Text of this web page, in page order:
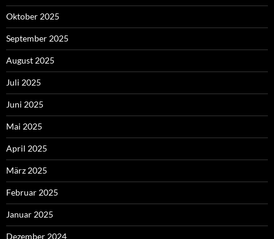
Oktober 2025
September 2025
August 2025
Juli 2025
Juni 2025
Mai 2025
April 2025
März 2025
Februar 2025
Januar 2025
Dezember 2024